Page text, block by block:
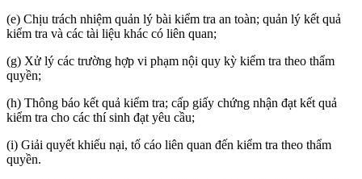
(e) Chịu trách nhiệm quản lý bài kiểm tra an toàn; quản lý kết quả
kiểm tra và các tài liệu khác có liên quan;
(g) Xử lý các trường hợp vi phạm nội quy kỳ kiểm tra theo thẩm
quyền;
(h) Thông báo kết quả kiểm tra; cấp giấy chứng nhận đạt kết quả
kiểm tra cho các thí sinh đạt yêu cầu;
(i) Giải quyết khiếu nại, tố cáo liên quan đến kiểm tra theo thẩm
quyền.